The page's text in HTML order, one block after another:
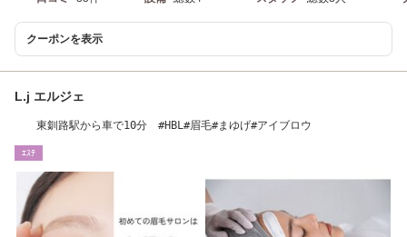
クーポンを表示
L.j エルジェ
東釧路駅から車で10分 #HBL#眉毛#まゆげ#アイブロウ
ｴｽﾃ